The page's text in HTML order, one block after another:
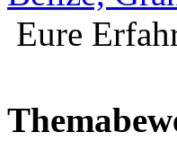
Eure